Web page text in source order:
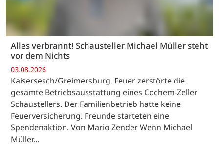
Alles verbrannt! Schausteller Michael Müller steht
vor dem Nichts
03.08.2026
Kaisersesch/Greimersburg. Feuer zerstörte die
gesamte Betriebsausstattung eines Cochem-Zeller
Schaustellers. Der Familienbetrieb hatte keine
Feuerversicherung. Freunde starteten eine
Spendenaktion. Von Mario Zender Wenn Michael
Müller…